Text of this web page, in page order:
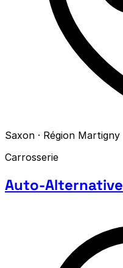
Saxon · Région Martigny
Carrosserie
Auto-Alternative